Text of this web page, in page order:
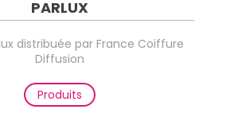
PARLUX
distribuée par France Coiffure
Diffusion
Produits